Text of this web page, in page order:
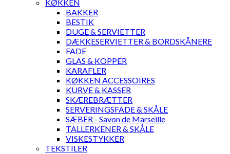
KØKKEN
BAKKER
BESTIK
DUGE & SERVIETTER
DÆKKESERVIETTER & BORDSKÅNERE
FADE
GLAS & KOPPER
KARAFLER
KØKKEN ACCESSOIRES
KURVE & KASSER
SKÆREBRÆTTER
SERVERINGSFADE & SKÅLE
SÆBER - Savon de Marseille
TALLERKENER & SKÅLE
VISKESTYKKER
TEKSTILER